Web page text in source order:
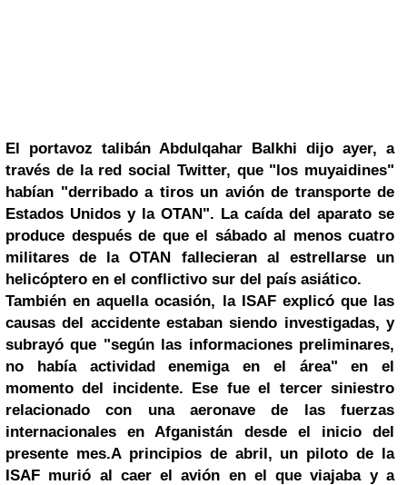
El portavoz talibán Abdulqahar Balkhi dijo ayer, a
través de la red social Twitter, que "los muyaidines"
habían "derribado a tiros un avión de transporte de
Estados Unidos y la OTAN". La caída del aparato se
produce después de que el sábado al menos cuatro
militares de la OTAN fallecieran al estrellarse un
helicóptero en el conflictivo sur del país asiático.
También en aquella ocasión, la ISAF explicó que las
causas del accidente estaban siendo investigadas, y
subrayó que "según las informaciones preliminares,
no había actividad enemiga en el área" en el
momento del incidente. Ese fue el tercer siniestro
relacionado con una aeronave de las fuerzas
internacionales en Afganistán desde el inicio del
presente mes.A principios de abril, un piloto de la
ISAF murió al caer el avión en el que viajaba y a